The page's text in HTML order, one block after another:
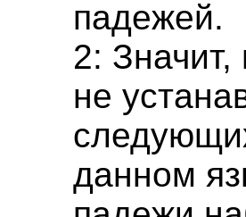
падежей.
2:
не
данном